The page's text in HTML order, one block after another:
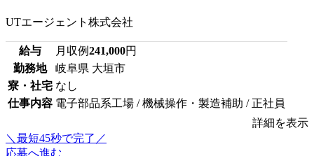
UTエージェント株式会社
給与 月収例241,000円
勤務地
岐阜県 大垣市
寮・社宅 なし
仕事内容 電子部品系工場 / 機械操作・製造補助 / 正社員
詳細を表示
＼最短45秒で完了／
応募へ進む